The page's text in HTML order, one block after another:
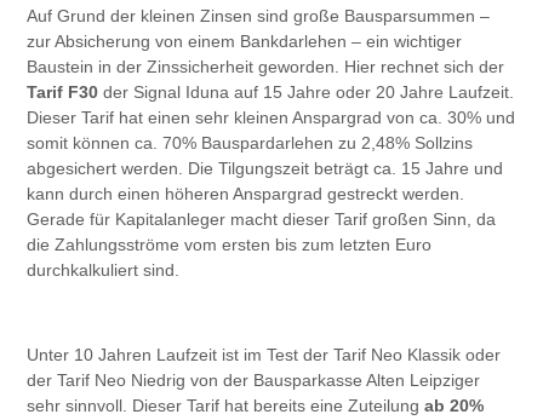
Auf Grund der kleinen Zinsen sind große Bausparsummen –
zur Absicherung von einem Bankdarlehen – ein wichtiger
Baustein in der Zinssicherheit geworden. Hier rechnet sich der
Tarif F30 der Signal Iduna auf 15 Jahre oder 20 Jahre Laufzeit.
Dieser Tarif hat einen sehr kleinen Anspargrad von ca. 30% und
somit können ca. 70% Bauspardarlehen zu 2,48% Sollzins
abgesichert werden. Die Tilgungszeit beträgt ca. 15 Jahre und
kann durch einen höheren Anspargrad gestreckt werden.
Gerade für Kapitalanleger macht dieser Tarif großen Sinn, da
die Zahlungsströme vom ersten bis zum letzten Euro
durchkalkuliert sind.
Unter 10 Jahren Laufzeit ist im Test der Tarif Neo Klassik oder
der Tarif Neo Niedrig von der Bausparkasse Alten Leipziger
sehr sinnvoll. Dieser Tarif hat bereits eine Zuteilungab 20%